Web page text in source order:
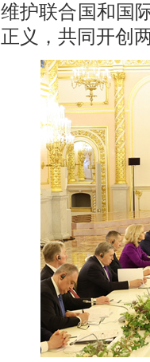
维护联合国和国
正义，共同开创